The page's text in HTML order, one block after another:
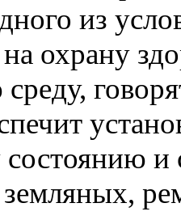
из
охрану
и
земляных,